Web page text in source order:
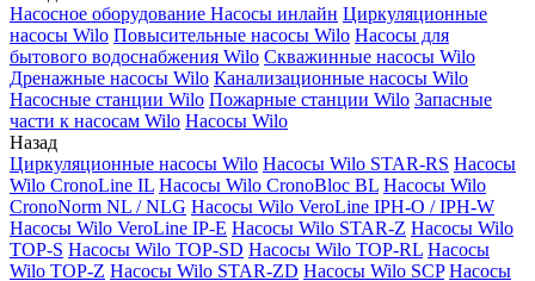
Насосное оборудование Насосы инлайн Циркуляционные
насосы Wilo Повысительные насосы Wilo Насосы для
бытового водоснабжения Wilo Скважинные насосы Wilo
Дренажные насосы Wilo Канализационные насосы Wilo
Насосные станции Wilo Пожарные станции Wilo Запасные
части к насосам Wilo Насосы Wilo
Назад
Циркуляционные насосы Wilo Насосы Wilo STAR-RS Насосы
Wilo CronoLine IL Насосы Wilo CronoBloc BL Насосы Wilo
CronoNorm NL / NLG Насосы Wilo VeroLine IPH-O / IPH-W
Насосы Wilo VeroLine IP-E Насосы Wilo STAR-Z Насосы Wilo
TOP-S Насосы Wilo TOP-SD Насосы Wilo TOP-RL Насосы
Wilo TOP-Z Насосы Wilo STAR-ZD Насосы Wilo SCP Насосы